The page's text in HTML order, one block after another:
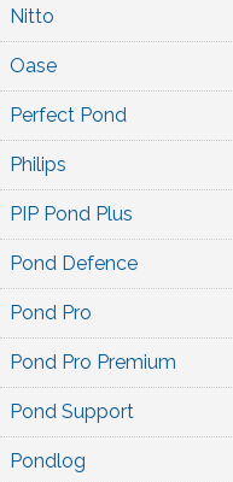
Nitto
Oase
Perfect Pond
Philips
PIP Pond Plus
Pond Defence
Pond Pro
Pond Pro Premium
Pond Support
Pondlog